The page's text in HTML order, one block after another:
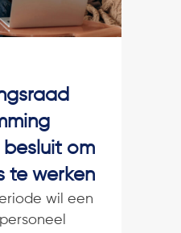
om
te werken
wil een